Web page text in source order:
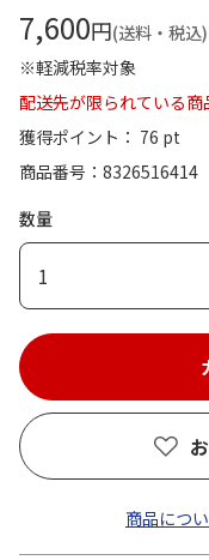
7,600円(送料・税込)
※軽減税率対象
配送先が限られている商
獲得ポイント： 76 pt
商品番号
8326516414
数量
1
商品につ